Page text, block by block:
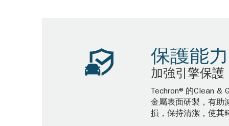
保護能力
加強引擎保護
Techron®的Clean &
金屬表面研製，有助
損，保持清潔，使其